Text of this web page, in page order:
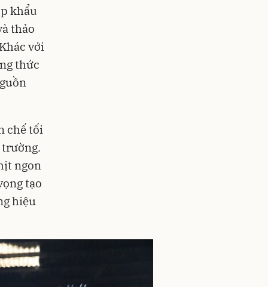
khẩu
thảo
với
thức
chế tối
ngon
tạo
hiệu